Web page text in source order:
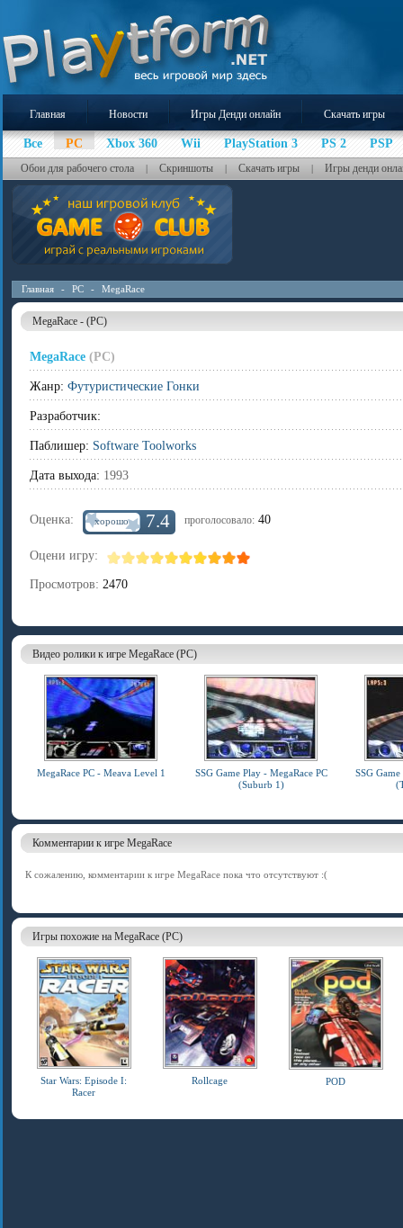
Главная Новости Игры Денди онлайн Скачать игры
Все PC Xbox 360 Wii PlayStation 3 PS 2 PSP
Обои для рабочего стола | Скриншоты | Скачать игры | Игры денди
Главная - PC - MegaRace
MegaRace - (PC)
MegaRace (PC)
Жанр: Футуристические Гонки
Разработчик:
Паблишер: Software Toolworks
Дата выхода: 1993
Оценка: хорошо 7.4 проголосовало: 40
Оцени игру:
Просмотров: 2470
Видео ролики к игре MegaRace (PC)
MegaRace PC - Meava Level 1
SSG Game Play - MegaRace PC
(Suburb 1)
SSG
Комментарии к игре MegaRace
К сожалению, комментарии к игре MegaRace пока что отсутствуют :(
Игры похожие на MegaRace (PC)
Star Wars: Episode I:
Racer
Rollcage POD